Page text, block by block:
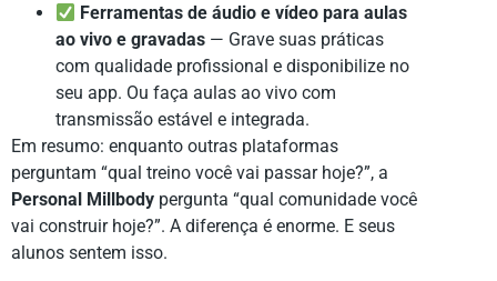
Ferramentas de áudio e vídeo para aulas
ao vivo e gravadas — Grave suas práticas
com qualidade profissional e disponibilize no
seu app. Ou faça aulas ao vivo com
transmissão estável e integrada.
Em resumo: enquanto outras plataformas
perguntam “qual treino você vai passar hoje?”, a
Personal Millbody pergunta “qual comunidade você
vai construir hoje?”. A diferença é enorme. E seus
alunos sentem isso.